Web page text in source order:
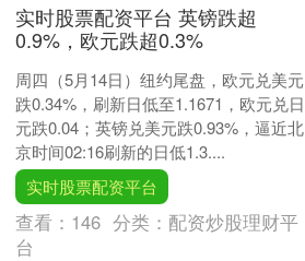
实时股票配资平台 英镑跌超
0.9%，欧元跌超0.3%
周四（5月14日）纽约尾盘，欧元兑美元
跌0.34%，刷新日低至1.1671，欧元兑日
元跌0.04；英镑兑美元跌0.93%，逼近北
京时间02:16刷新的日低1.3....
实时股票配资平台
查看： 146 分类： 配资炒股理财平
台